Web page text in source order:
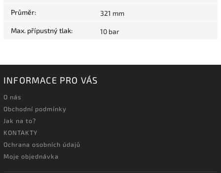
Průměr: 321 mm
Max. přípustný tlak: 10 bar
INFORMACE PRO VÁS
O nás
Obchodní podmínky
Jak na to?
KONTAKTY
Ochrana osobních údajů
Moje objednávka